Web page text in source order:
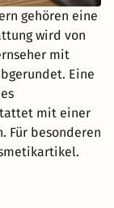
gehören eine
wird von
mit
Eine
mit einer
Für besonderen